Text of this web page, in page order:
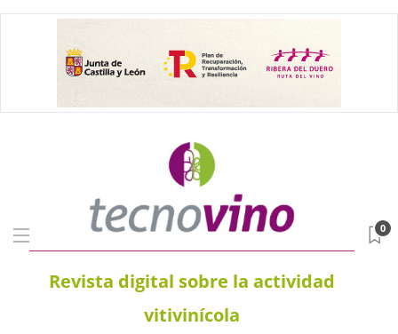
Revista digital sobre la actividad
vitivinícola
0